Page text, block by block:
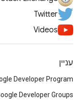
Twitter
Videos
עניין
Developer Program
Developer Groups